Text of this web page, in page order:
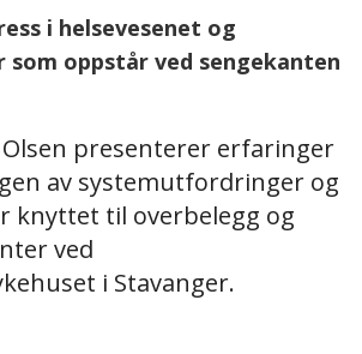
i helsevesenet og
oppstår ved sengekanten
presenterer erfaringer
av systemutfordringer og
knyttet til overbelegg og
ved
i Stavanger.